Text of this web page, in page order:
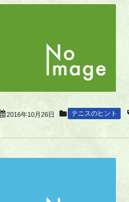
2016年10月26日 テニスのヒント